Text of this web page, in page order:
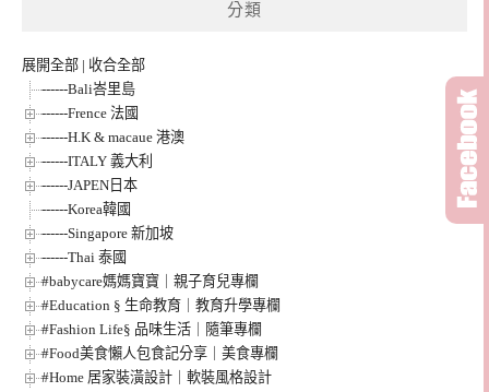
分類
展開全部 | 收合全部
------Bali峇里島
------Frence 法國
------H.K & macaue 港澳
------ITALY 義大利
------JAPEN日本
------Korea韓國
------Singapore 新加坡
------Thai 泰國
#babycare媽媽寶寶｜親子育兒專欄
#Education § 生命教育｜教育升學專欄
#Fashion Life§ 品味生活｜隨筆專欄
#Food美食懶人包食記分享｜美食專欄
#Home 居家裝潢設計｜軟裝風格設計